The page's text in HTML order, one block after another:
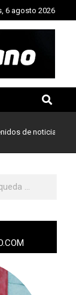
6 agosto 2026
noticias de Le